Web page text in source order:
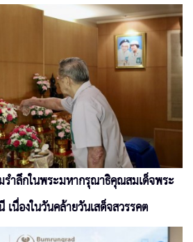
ำลึกในพระมหากรุณาธิคุณสมเด็จพระ
นื่องในวันคล้ายวันเสด็จสวรรคต